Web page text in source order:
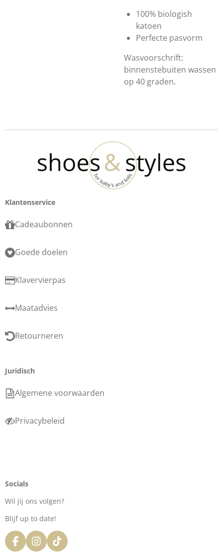
100% biologish
katoen
Perfecte pasvorm
Wasvoorschrift:
binnenstebuiten wassen
op 40 graden.
Klantenservice
Cadeaubonnen
Goede doelen
Klavervierpas
Maatadvies
Retourneren
Juridisch
Algemene voorwaarden
Privacybeleid
Socials
Wil jij ons volgen?
Blijf up to date!
F
I
T